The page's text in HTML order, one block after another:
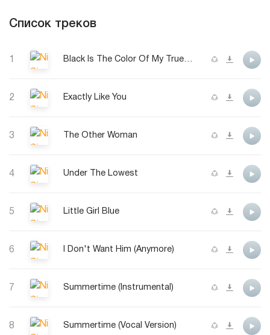
Список треков
1 Black Is The Color Of My True Love's Hair
2 Exactly Like You
3 The Other Woman
4 Under The Lowest
5 Little Girl Blue
6 I Don't Want Him (Anymore)
7 Summertime (Instrumental)
8 Summertime (Vocal Version)